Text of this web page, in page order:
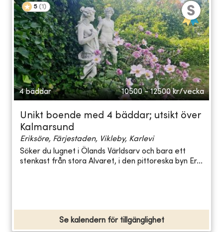
5 (1 )
4 bäddar 10500 - 12500 kr/vecka
Unikt boende med 4 bäddar; utsikt över
Kalmarsund
Eriksöre, Färjestaden, Vikleby, Karlevi
Söker du lugnet i Ölands Världsarv och bara ett
stenkast från stora Alvaret, i den pittoreska byn Er...
Se kalendern för tillgänglighet